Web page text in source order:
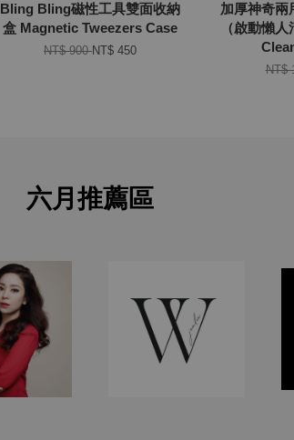
Bling Bling磁性工具雙面收納
盒 Magnetic Tweezers Case
NT$ 900NT$ 450
加厚神奇兩
（啟動懶
NT$
六月推薦區